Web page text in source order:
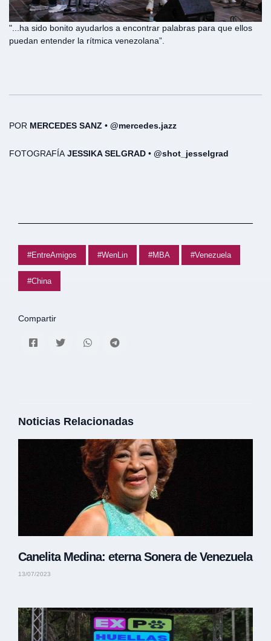
"...ha sido bonito ayudarlos a encontrar palabras para que ellos
puedan entender la rítmica venezolana”.
POR MERCEDES SANZ • @mercedes.jazz
FOTOGRAFÍAJESSIKA SELGRAD • @shot_jesselgrad
#EntreAmigos #WenLin #MBA #Venezuela
#China
Compartir
Noticias Relacionadas
Canelita Medina: eterna Sonera de Venezuela
13/07/2023